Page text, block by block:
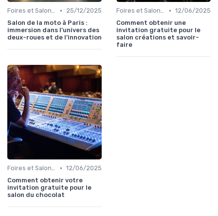
Foires et Salons Grand Public •
25/12/2025
Salon de la moto à Paris :
immersion dans l’univers des
deux-roues et de l’innovation
Foires et Salons Grand Public • 12/06/2025
Comment obtenir une
invitation gratuite pour le
salon créations et savoir-
faire
Foires et Salons Grand Public • 12/06/2025
Comment obtenir votre
invitation gratuite pour le
salon du chocolat